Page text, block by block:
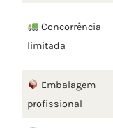
Concorrência
limitada
Embalagem
profissional